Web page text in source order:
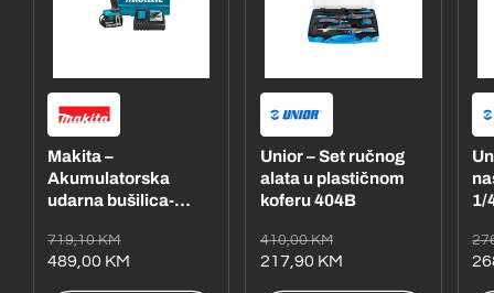
Makita –
Akumulatorska
udarna bušilica-
DHP485RFE1
Redovna
cijena
719,10 KM
Akcijska
cijena
489,00 KM
Unior – Set ručnog
alata u plastičnom
koferu 404B
Redovna
cijena
410,00 KM
Akcijska
cijena
217,90 KM
1/